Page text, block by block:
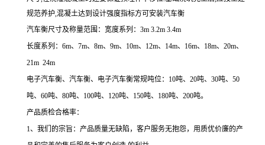
规范养护 混凝土达到设计强度指标方可安装汽车衡
汽车衡尺寸及称量范围：宽度系列：3m 3.2m 3.4m
长度系列：6m、7m、8m、9m、10m、12m、14m、16m、18m、20m、
21m 24m
电子汽车衡、汽车衡、电子汽车衡常规吨位：10吨、20吨、30吨、50
吨、60吨、80吨、100吨、120吨、150吨、180吨、200吨。
产品质检合格率：
1、我们的宗旨：产品质量无缺陷，客户服务无抱怨，用质优价廉的产